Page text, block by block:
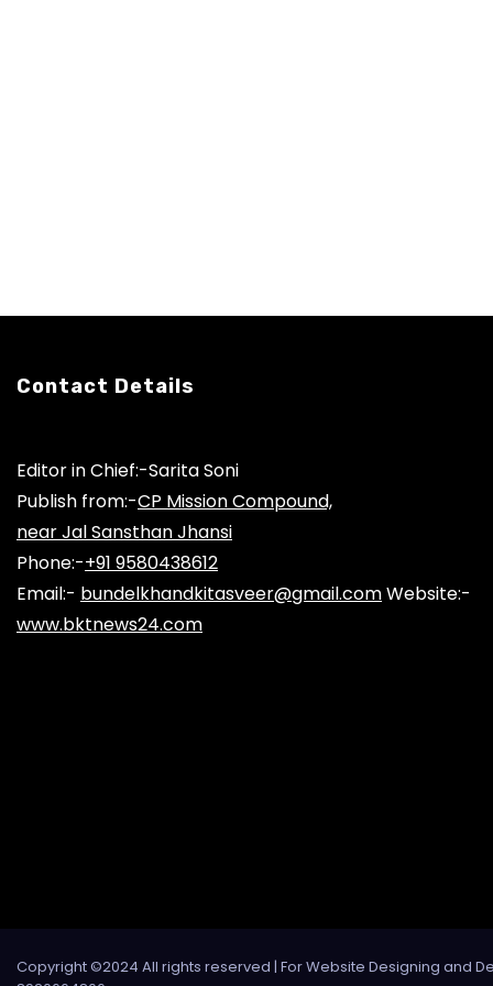
Contact Details
Editor in Chief:-Sarita Soni
Publish from:-CP Mission Compound,
near Jal Sansthan Jhansi
Phone:-+91 9580438612
Email:- bundelkhandkitasveer@gmail.comWebsite:-
www.bktnews24.com
Copyright ©2024 All rights reserved | For Website Designing and